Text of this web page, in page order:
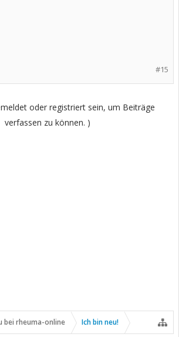
#15
oder registriert sein, um Beiträge
verfassen zu können. )
bei rheuma-online Ich bin neu!